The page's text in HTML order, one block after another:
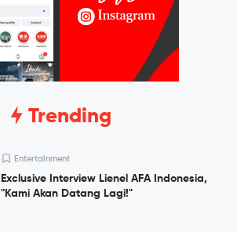
Trending
Entertainment
Exclusive Interview Lienel AFA Indonesia,
"Kami Akan Datang Lagi!"